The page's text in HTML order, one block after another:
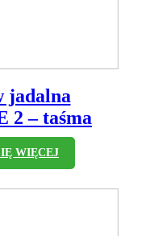
jadalna
2 – taśma
WIĘCEJ